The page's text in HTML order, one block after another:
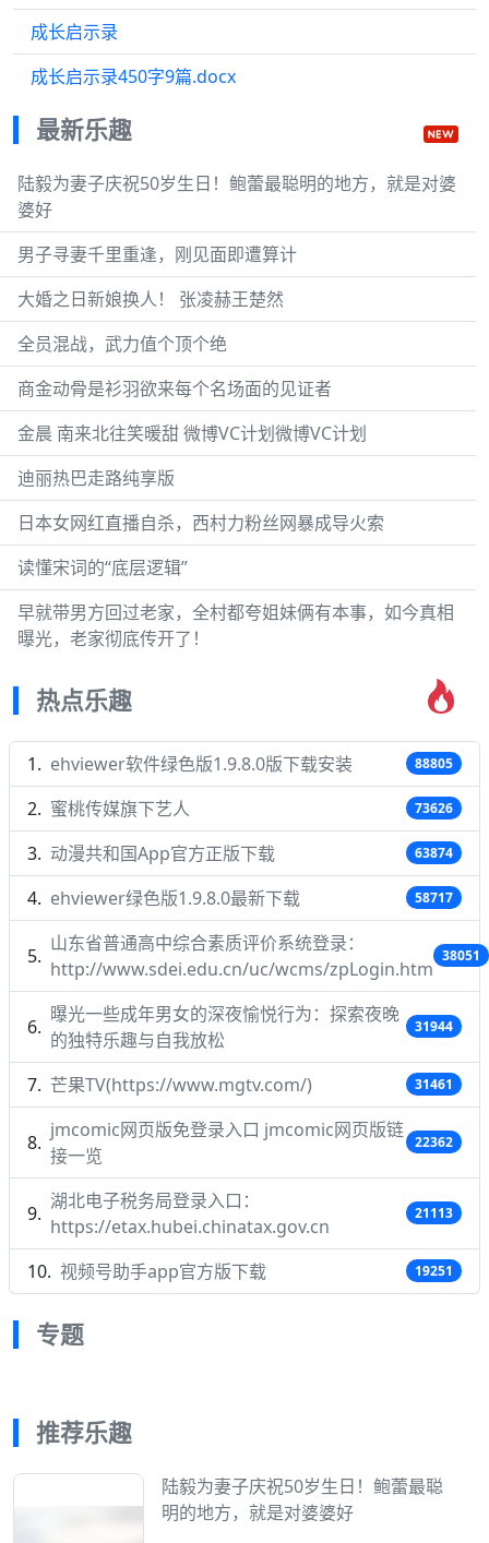
成长启示录
成长启示录450字9篇.docx
最新乐趣
陆毅为妻子庆祝50岁生日！鲍蕾最聪明的地方，就是对婆
婆好
男子寻妻千里重逢，刚见面即遭算计
大婚之日新娘换人！ 张凌赫王楚然
全员混战，武力值个顶个绝
商金动骨是衫羽欲来每个名场面的见证者
金晨 南来北往笑暖甜 微博VC计划微博VC计划
迪丽热巴走路纯享版
日本女网红直播自杀，西村力粉丝网暴成导火索
读懂宋词的“底层逻辑”
早就带男方回过老家，全村都夸姐妹俩有本事，如今真相
曝光，老家彻底传开了！
热点乐趣
ehviewer软件绿色版1.9.8.0版下载安装 88805
蜜桃传媒旗下艺人 73626
动漫共和国App官方正版下载 63874
ehviewer绿色版1.9.8.0最新下载 58717
山东省普通高中综合素质评价系统登录：
http://www.sdei.edu.cn/uc/wcms/zpLogin.htm
38051
曝光一些成年男女的深夜愉悦行为：探索夜晚
的独特乐趣与自我放松
31944
芒果TV(https://www.mgtv.com/) 31461
jmcomic网页版免登录入口 jmcomic网页版链
接一览
22362
湖北电子税务局登录入口：
https://etax.hubei.chinatax.gov.cn
21113
视频号助手app官方版下载 19251
专题
推荐乐趣
陆毅为妻子庆祝50岁生日！鲍蕾最聪
明的地方，就是对婆婆好